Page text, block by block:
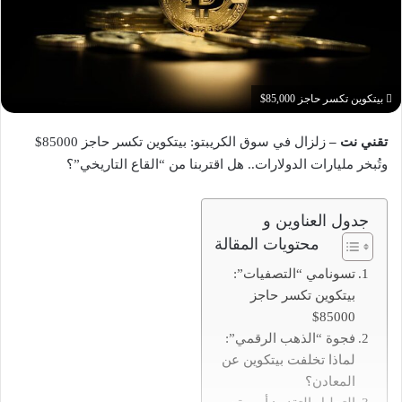
بيتكوين تكسر حاجز 85,000$
تقني نت –
زلزال في سوق الكريبتو: بيتكوين تكسر حاجز 85000$
وتُبخر مليارات الدولارات.. هل اقتربنا من “القاع التاريخي”؟
جدول العناوين و
محتويات المقالة
تسونامي “التصفيات”:
بيتكوين تكسر حاجز
85000$
فجوة “الذهب الرقمي”:
لماذا تخلفت بيتكوين عن
المعادن؟